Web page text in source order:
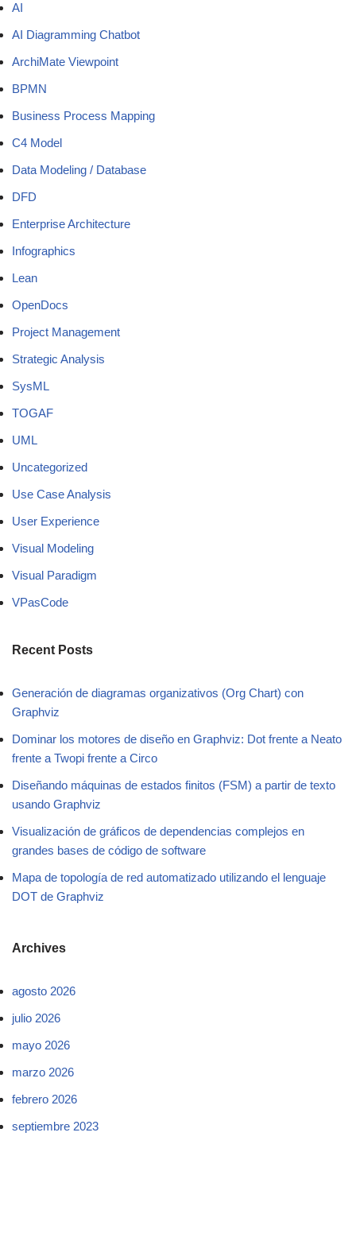
AI
AI Diagramming Chatbot
ArchiMate Viewpoint
BPMN
Business Process Mapping
C4 Model
Data Modeling / Database
DFD
Enterprise Architecture
Infographics
Lean
OpenDocs
Project Management
Strategic Analysis
SysML
TOGAF
UML
Uncategorized
Use Case Analysis
User Experience
Visual Modeling
Visual Paradigm
VPasCode
Recent Posts
Generación de diagramas organizativos (Org Chart) con
Graphviz
Dominar los motores de diseño en Graphviz: Dot frente a Neato
frente a Twopi frente a Circo
Diseñando máquinas de estados finitos (FSM) a partir de texto
usando Graphviz
Visualización de gráficos de dependencias complejos en
grandes bases de código de software
Mapa de topología de red automatizado utilizando el lenguaje
DOT de Graphviz
Archives
agosto 2026
julio 2026
mayo 2026
marzo 2026
febrero 2026
septiembre 2023